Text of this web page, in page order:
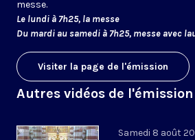
messe.
Le lundi à 7h25, la messe
Du mardi au samedi à 7h25, messe avec
Visiter la page de l'émission
Autres vidéos de l'émission
Samedi 8 août